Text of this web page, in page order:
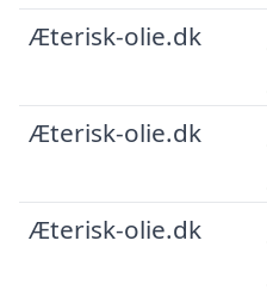
Æterisk-olie.dk
Æterisk-olie.dk
Æterisk-olie.dk